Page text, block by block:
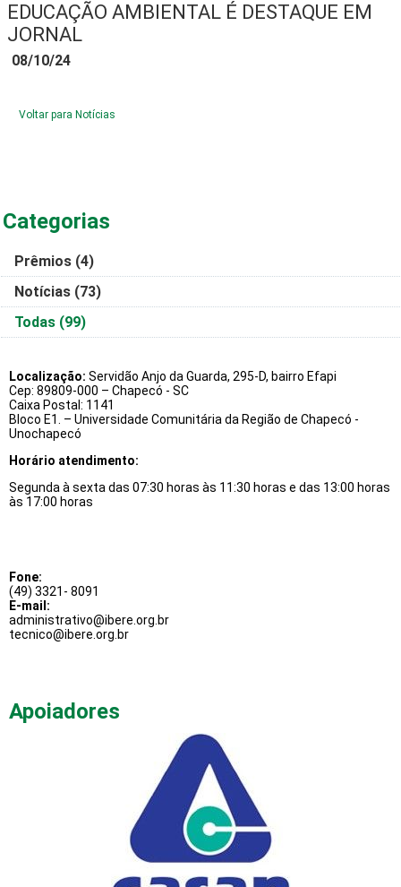
EDUCAÇÃO AMBIENTAL É DESTAQUE EM
JORNAL
08/10/24
Voltar para Notícias
Categorias
Prêmios (4)
Notícias (73)
Todas (99)
Localização: Servidão Anjo da Guarda, 295-D, bairro Efapi
Cep: 89809-000 – Chapecó - SC
Caixa Postal: 1141
Bloco E1. – Universidade Comunitária da Região de Chapecó -
Unochapecó
Horário atendimento:
Segunda à sexta das 07:30 horas às 11:30 horas e das 13:00 horas
às 17:00 horas
Fone:
(49) 3321- 8091
E-mail:
administrativo@ibere.org.br
tecnico@ibere.org.br
Apoiadores